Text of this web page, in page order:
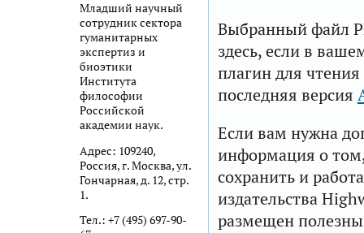
Младший научный
сотрудник сектора
гуманитарных
экспертиз и
биоэтики
Института
философии
Российской
академии наук.
Адрес: 109240,
Россия, г. Москва, ул.
Гончарная, д. 12, стр.
1.
Тел.: +7 (495) 697-90-
Выбранный файл
здесь, если в
плагин для
последняя версия
Если вам нужна
информация о том,
сохранить и
издательства
размещен